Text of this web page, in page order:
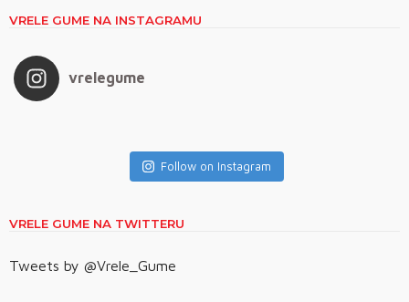
VRELE GUME NA INSTAGRAMU
vrelegume
Follow on Instagram
VRELE GUME NA TWITTERU
Tweets by @Vrele_Gume